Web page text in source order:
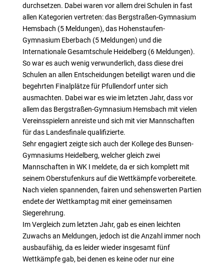
durchsetzen. Dabei waren vor allem drei Schulen in fast
allen Kategorien vertreten: das Bergstraßen-Gymnasium
Hemsbach (5 Meldungen), das Hohenstaufen-
Gymnasium Eberbach (5 Meldungen) und die
Internationale Gesamtschule Heidelberg (6 Meldungen).
So war es auch wenig verwunderlich, dass diese drei
Schulen an allen Entscheidungen beteiligt waren und die
begehrten Finalplätze für Pfullendorf unter sich
ausmachten. Dabei war es wie im letzten Jahr, dass vor
allem das Bergstraßen-Gymnasium Hemsbach mit vielen
Vereinsspielern anreiste und sich mit vier Mannschaften
für das Landesfinale qualifizierte.
Sehr engagiert zeigte sich auch der Kollege des Bunsen-
Gymnasiums Heidelberg, welcher gleich zwei
Mannschaften in WK I meldete, da er sich komplett mit
seinem Oberstufenkurs auf die Wettkämpfe vorbereitete.
Nach vielen spannenden, fairen und sehenswerten Partien
endete der Wettkamptag mit einer gemeinsamen
Siegerehrung.
Im Vergleich zum letzten Jahr, gab es einen leichten
Zuwachs an Meldungen, jedoch ist die Anzahl immer noch
ausbaufähig, da es leider wieder insgesamt fünf
Wettkämpfe gab, bei denen es keine oder nur eine